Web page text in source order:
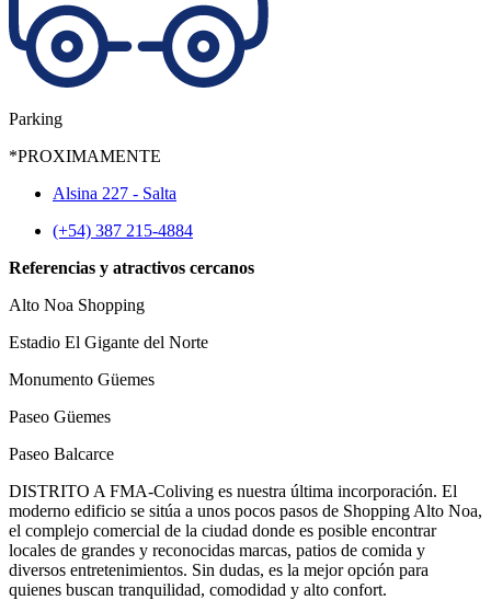
Parking
*PROXIMAMENTE
Alsina 227 - Salta
(+54) 387 215-4884
Referencias y atractivos cercanos
Alto Noa Shopping
Estadio El Gigante del Norte
Monumento Güemes
Paseo Güemes
Paseo Balcarce
DISTRITO A FMA-Coliving es nuestra última incorporación. El
moderno edificio se sitúa a unos pocos pasos de Shopping Alto Noa,
el complejo comercial de la ciudad donde es posible encontrar
locales de grandes y reconocidas marcas, patios de comida y
diversos entretenimientos. Sin dudas, es la mejor opción para
quienes buscan tranquilidad, comodidad y alto confort.